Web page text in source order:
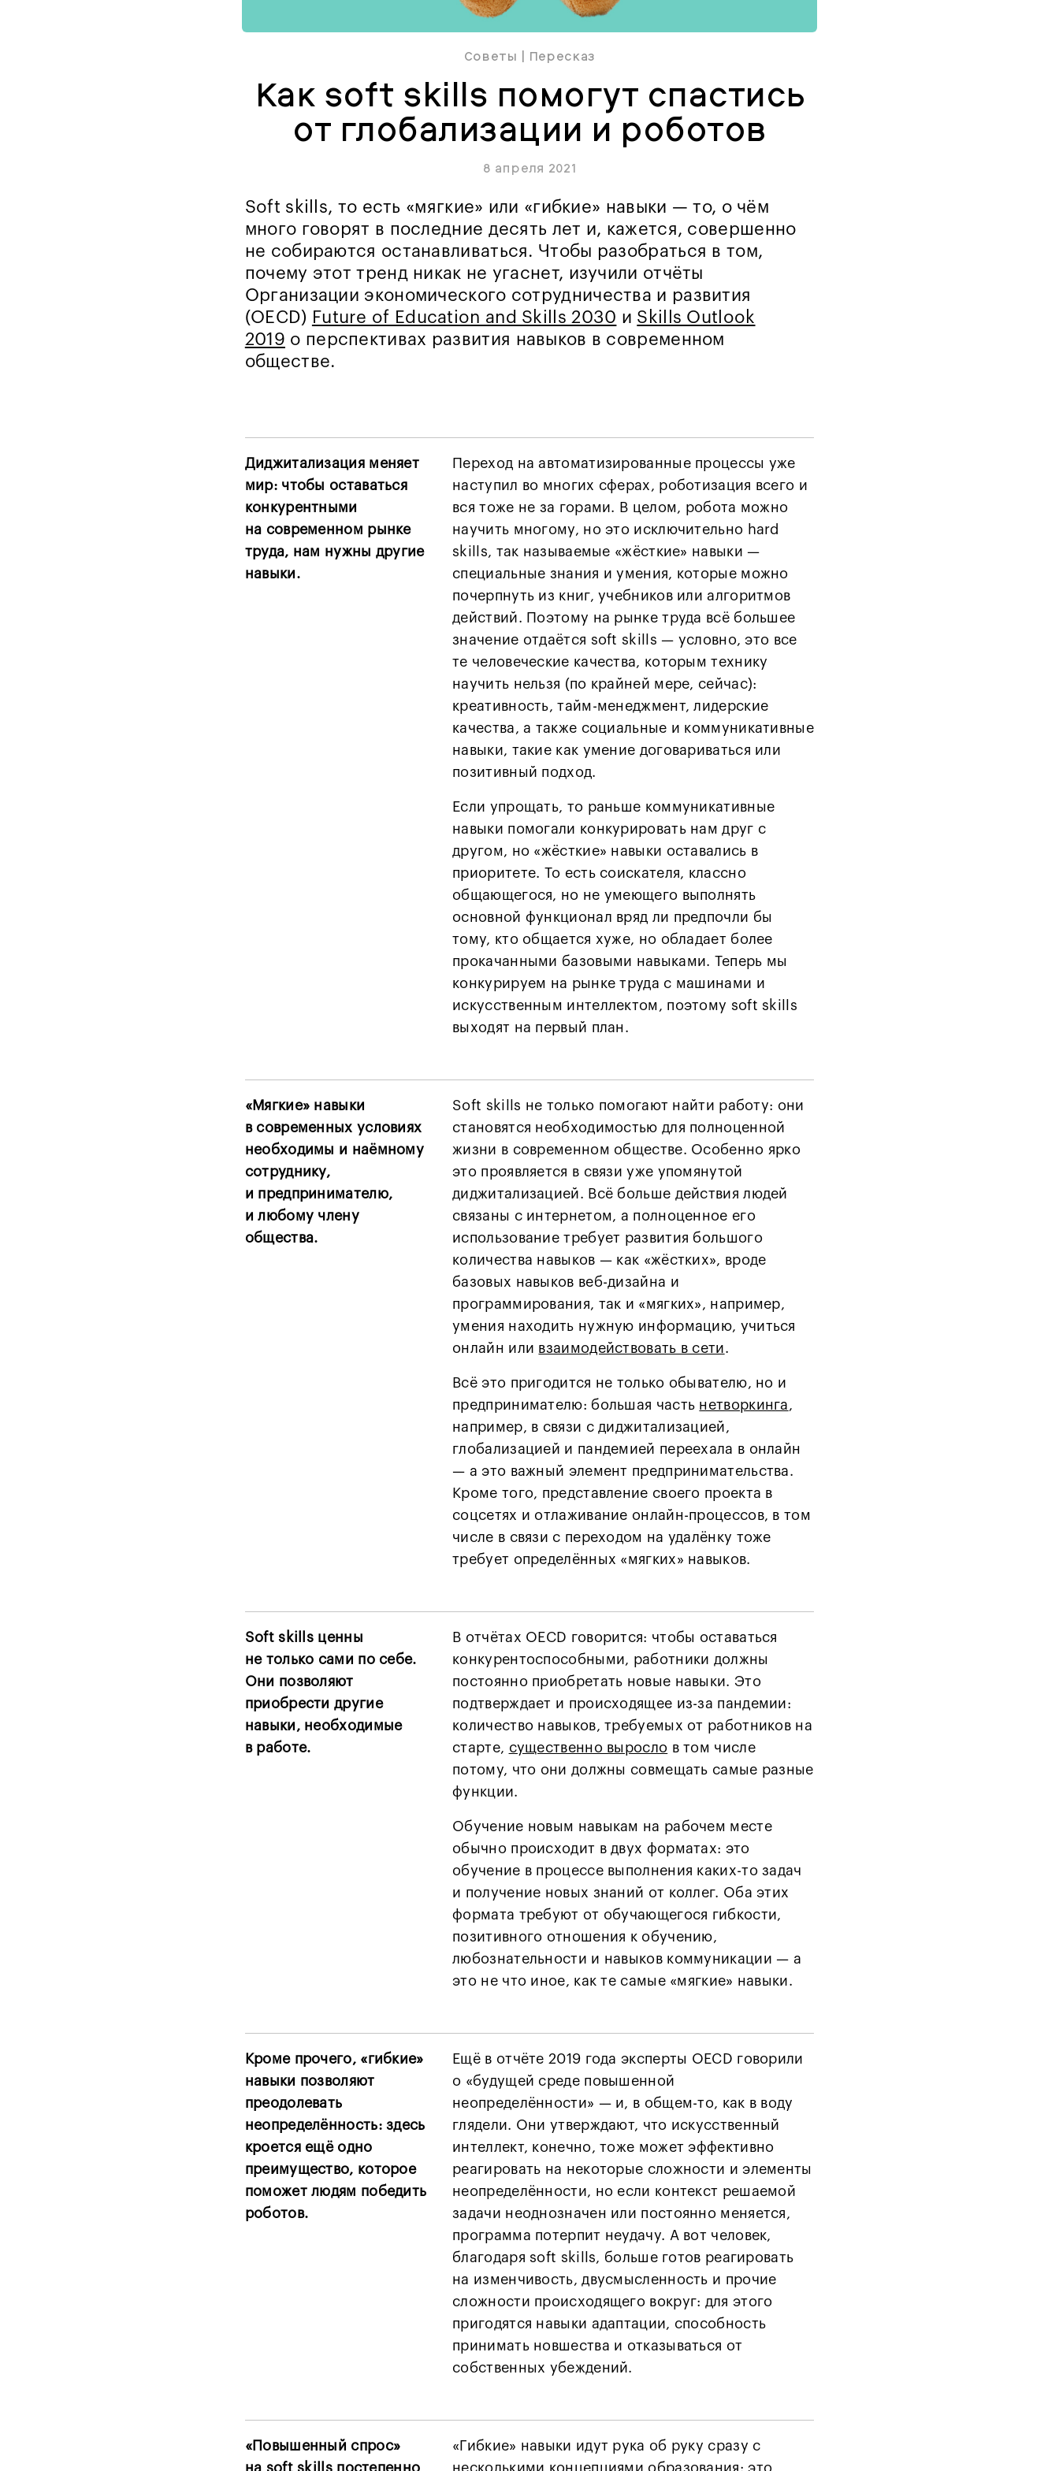
Советы | Пересказ
Как soft skills помогут спастись
от глобализации и роботов
8 апреля 2021
Soft skills, то есть «мягкие» или «гибкие» навыки — то, о чём
много говорят в последние десять лет и, кажется, совершенно
не собираются останавливаться. Чтобы разобраться в том,
почему этот тренд никак не угаснет, изучили отчёты
Организации экономического сотрудничества и развития
(OECD) Future of Education and Skills 2030 и Skills Outlook
2019 о перспективах развития навыков в современном
обществе.
Диджитализация меняет
мир: чтобы оставаться
конкурентными
на современном рынке
труда, нам нужны другие
навыки.
Переход на автоматизированные процессы уже
наступил во многих сферах, роботизация всего и
вся тоже не за горами. В целом, робота можно
научить многому, но это исключительно hard
skills, так называемые «жёсткие» навыки —
специальные знания и умения, которые можно
почерпнуть из книг, учебников или алгоритмов
действий. Поэтому на рынке труда всё большее
значение отдаётся soft skills — условно, это все
те человеческие качества, которым технику
научить нельзя (по крайней мере, сейчас):
креативность, тайм-менеджмент, лидерские
качества, а также социальные и коммуникативные
навыки, такие как умение договариваться или
позитивный подход.
Если упрощать, то раньше коммуникативные
навыки помогали конкурировать нам друг с
другом, но «жёсткие» навыки оставались в
приоритете. То есть соискателя, классно
общающегося, но не умеющего выполнять
основной функционал вряд ли предпочли бы
тому, кто общается хуже, но обладает более
прокачанными базовыми навыками. Теперь мы
конкурируем на рынке труда с машинами и
искусственным интеллектом, поэтому soft skills
выходят на первый план.
«Мягкие» навыки
в современных условиях
необходимы и наёмному
сотруднику,
и предпринимателю,
и любому члену
общества.
Soft skills не только помогают найти работу: они
становятся необходимостью для полноценной
жизни в современном обществе. Особенно ярко
это проявляется в связи уже упомянутой
диджитализацией. Всё больше действия людей
связаны с интернетом, а полноценное его
использование требует развития большого
количества навыков — как «жёстких», вроде
базовых навыков веб-дизайна и
программирования, так и «мягких», например,
умения находить нужную информацию, учиться
онлайн или взаимодействовать в сети.
Всё это пригодится не только обывателю, но и
предпринимателю: большая часть нетворкинга ,
например, в связи с диджитализацией,
глобализацией и пандемией переехала в онлайн
— а это важный элемент предпринимательства.
Кроме того, представление своего проекта в
соцсетях и отлаживание онлайн-процессов, в том
числе в связи с переходом на удалёнку тоже
требует определённых «мягких» навыков.
Soft skills ценны
не только сами по себе.
Они позволяют
приобрести другие
навыки, необходимые
в работе.
В отчётах OECD говорится: чтобы оставаться
конкурентоспособными, работники должны
постоянно приобретать новые навыки. Это
подтверждает и происходящее из-за пандемии:
количество навыков, требуемых от работников на
старте, существенно выросло в том числе
потому, что они должны совмещать самые разные
функции.
Обучение новым навыкам на рабочем месте
обычно происходит в двух форматах: это
обучение в процессе выполнения каких-то задач
и получение новых знаний от коллег. Оба этих
формата требуют от обучающегося гибкости,
позитивного отношения к обучению,
любознательности и навыков коммуникации — а
это не что иное, как те самые «мягкие» навыки.
Кроме прочего, «гибкие»
навыки позволяют
преодолевать
неопределённость: здесь
кроется ещё одно
преимущество, которое
поможет людям победить
роботов.
Ещё в отчёте 2019 года эксперты OECD говорили
о «будущей среде повышенной
неопределённости» — и, в общем-то, как в воду
глядели. Они утверждают, что искусственный
интеллект, конечно, тоже может эффективно
реагировать на некоторые сложности и элементы
неопределённости, но если контекст решаемой
задачи неоднозначен или постоянно меняется,
программа потерпит неудачу. А вот человек,
благодаря soft skills, больше готов реагировать
на изменчивость, двусмысленность и прочие
сложности происходящего вокруг: для этого
пригодятся навыки адаптации, способность
принимать новшества и отказываться от
собственных убеждений.
«Повышенный спрос»
на soft skills постепенно
«Гибкие» навыки идут рука об руку сразу с
несколькими концепциями образования: это